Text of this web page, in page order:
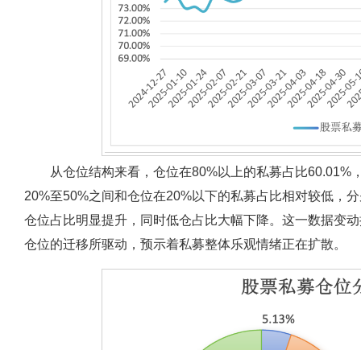
从仓位结构来看，仓位在80%以上的私募占比
20%至50%之间和仓位在20%以下的私募占比相对较低，
仓位占比明显提升，同时低仓占比大幅下降。这一数据变
仓位的迁移所驱动，预示着私募整体乐观情绪正在扩散。